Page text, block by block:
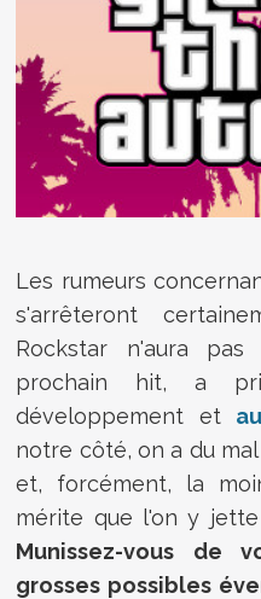
Les rumeurs
s'arrêteront
Rockstar n'aura pas
prochain hit, a
développement et
notre côté, on a du
et, forcément, la
mérite que l'on y
Munissez-vous de
grosses possibles